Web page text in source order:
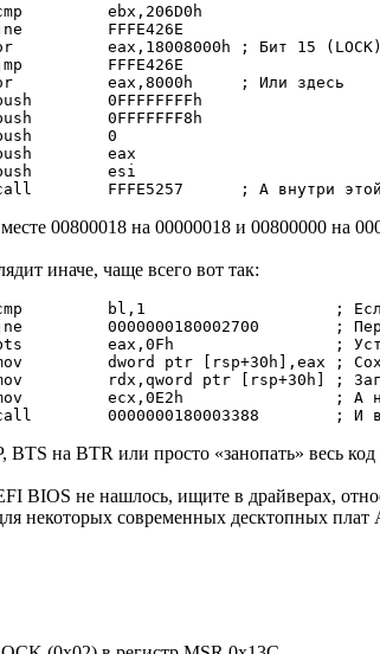
ebx,206D0h
FFFE426E
eax,18008000h ; Бит 15 (LOCK)
FFFE426E
eax,8000h     ; Или здесь
0FFFFFFFFh
0FFFFFFF8h
0
eax
esi
FFFE5257      ; А внутри этой
00800018 на 00000018 и 00800000 на
иначе, чаще всего вот так:
bl,1                    ; Если
0000000180002700        ;
eax,0Fh                 ;
dword ptr [rsp+30h],eax ;
rdx,qword ptr [rsp+30h] ;
ecx,0E2h                ; А
0000000180003388        ; И
на BTR или просто «занопать» весь
BIOS не нашлось, ищите в драйверах,
некоторых современных десктопных плат